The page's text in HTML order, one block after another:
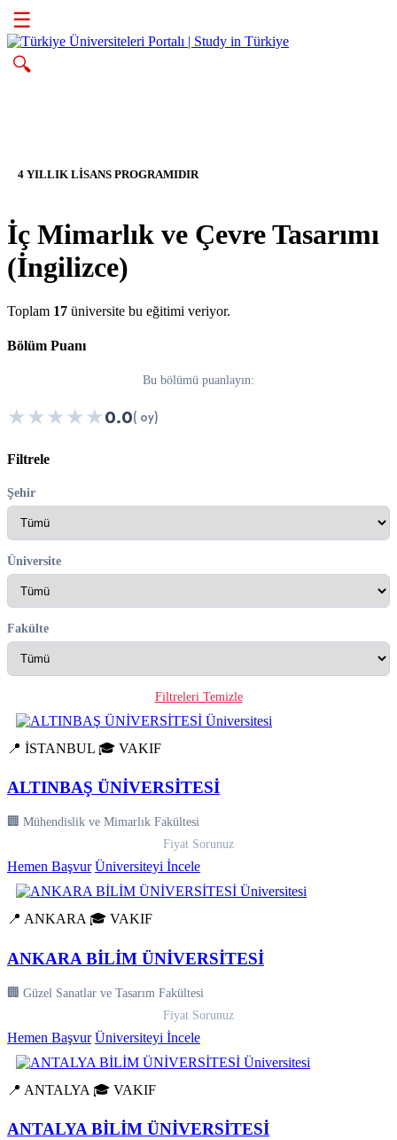
☰
🔍
4 YILLIK LİSANS PROGRAMIDIR
İç Mimarlık ve Çevre Tasarımı
(İngilizce)
Toplam 17 üniversite bu eğitimi veriyor.
Bölüm Puanı
Bu bölümü puanlayın:
★★★★★0.0( oy)
Filtrele
Şehir
Üniversite
Fakülte
Filtreleri Temizle
📍 İSTANBUL 🎓 VAKIF
ALTINBAŞ ÜNİVERSİTESİ
🏢 Mühendislik ve Mimarlık Fakültesi
Fiyat Sorunuz
Hemen Başvur Üniversiteyi İncele
📍 ANKARA 🎓 VAKIF
ANKARA BİLİM ÜNİVERSİTESİ
🏢 Güzel Sanatlar ve Tasarım Fakültesi
Fiyat Sorunuz
Hemen Başvur Üniversiteyi İncele
📍 ANTALYA 🎓 VAKIF
ANTALYA BİLİM ÜNİVERSİTESİ